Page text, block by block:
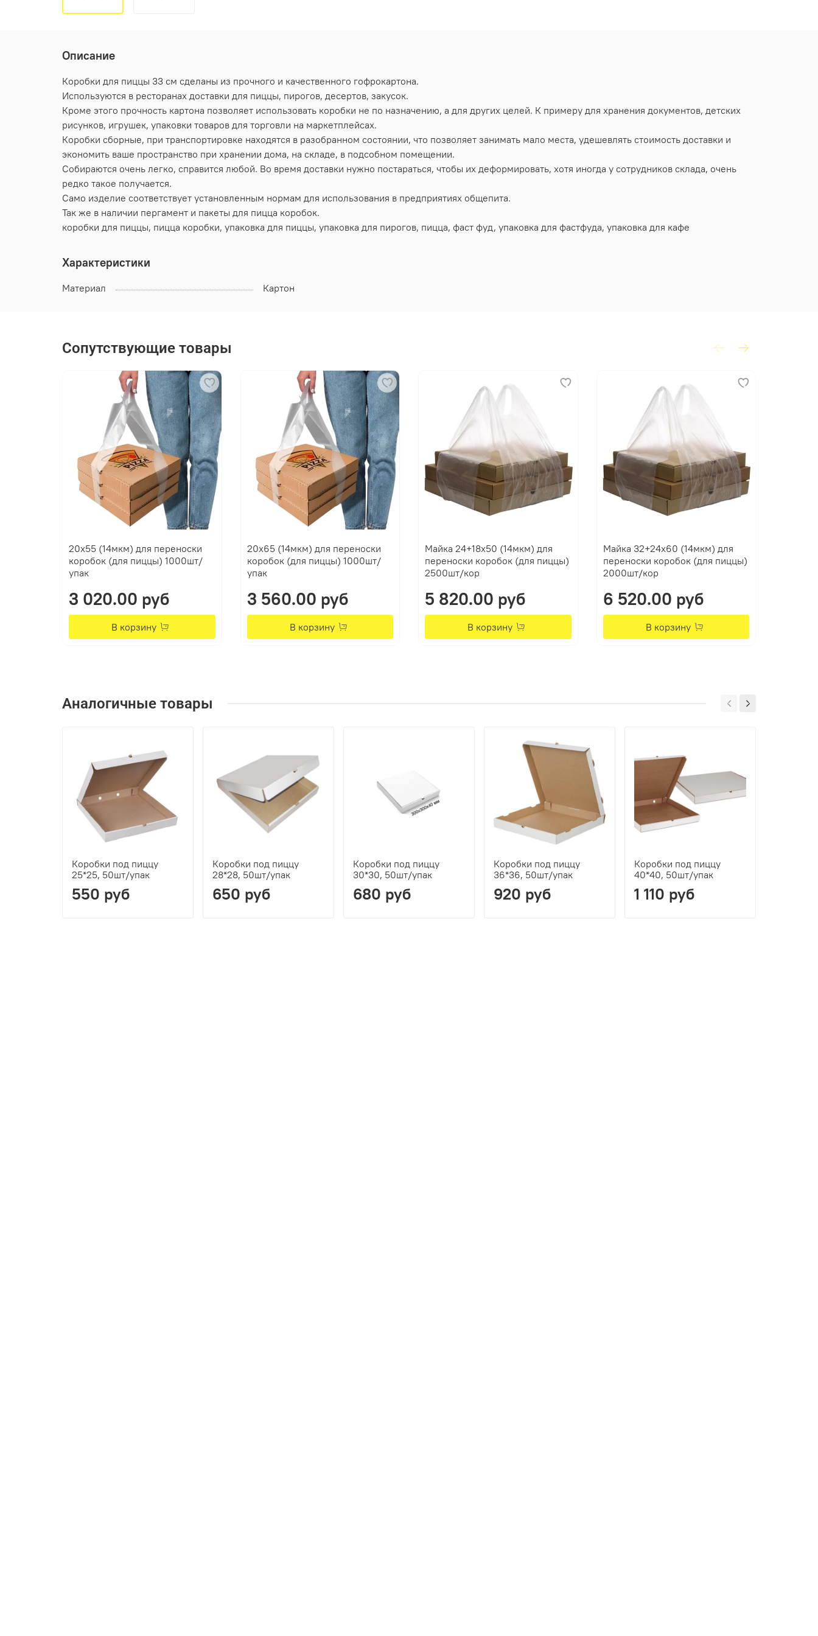
Описание
Коробки для пиццы 33 см сделаны из прочного и качественного гофрокартона.
Используются в ресторанах доставки для пиццы, пирогов, десертов, закусок.
Кроме этого прочность картона позволяет использовать коробки не по назначению, а для других целей. К примеру для хранения документов, детских
рисунков, игрушек, упаковки товаров для торговли на маркетплейсах.
Коробки сборные, при транспортировке находятся в разобранном состоянии, что позволяет занимать мало места, удешевлять стоимость доставки и
экономить ваше пространство при хранении дома, на складе, в подсобном помещении.
Собираются очень легко, справится любой. Во время доставки нужно постараться, чтобы их деформировать, хотя иногда у сотрудников склада, очень
редко такое получается.
Само изделие соответствует установленным нормам для использования в предприятиях общепита.
Так же в наличии пергамент и пакеты для пицца коробок.
коробки для пиццы, пицца коробки, упаковка для пиццы, упаковка для пирогов, пицца, фаст фуд, упаковка для фастфуда, упаковка для кафе
Характеристики
Материал Картон
Сопутствующие товары
20x55 (14мкм) для переноски
коробок (для пиццы) 1000шт/
упак
3 020.00 руб
В корзину
20x65 (14мкм) для переноски
коробок (для пиццы) 1000шт/
упак
3 560.00 руб
В корзину
Майка 24+18х50 (14мкм) для
переноски коробок (для пиццы)
2500шт/кор
5 820.00 руб
В корзину
Майка 32+24х60 (14мкм) для
переноски коробок (для пиццы)
2000шт/кор
6 520.00 руб
В корзину
Аналогичные товары
Коробки под пиццу
25*25, 50шт/упак
550 руб
Коробки под пиццу
28*28, 50шт/упак
650 руб
Коробки под пиццу
30*30, 50шт/упак
680 руб
Коробки под пиццу
36*36, 50шт/упак
920 руб
Коробки под пиццу
40*40, 50шт/упак
1 110 руб